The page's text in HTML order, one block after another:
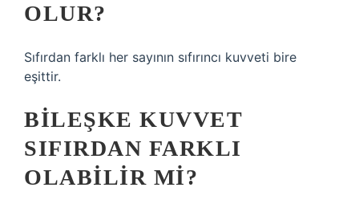
OLUR?
Sıfırdan farklı her sayının sıfırıncı kuvveti bire
eşittir.
BILEŞKE KUVVET
SIFIRDAN FARKLI
OLABILIR MI?